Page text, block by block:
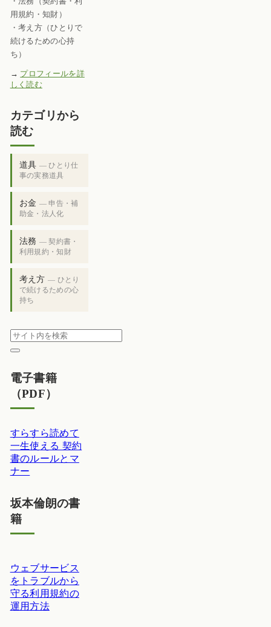
用規約・知財）
・考え方（ひとりで
続けるための心持
ち）
→ プロフィールを詳
しく読む
カテゴリから
読む
道具 — ひとり仕
事の実務道具
お金 — 申告・補
助金・法人化
法務 — 契約書・
利用規約・知財
考え方 — ひとり
で続けるための心
持ち
電子書籍
（PDF）
すらすら読めて
一生使える 契約
書のルールとマ
ナー
坂本倫朗の書
籍
ウェブサービス
をトラブルから
守る利用規約の
運用方法